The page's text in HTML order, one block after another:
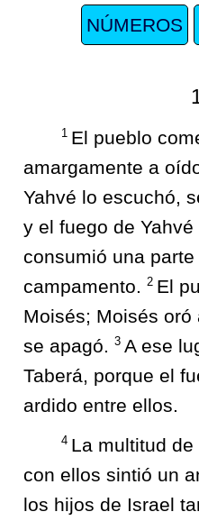
NÚMEROS
1 El pueblo
amargamente a
Yahvé lo escuchó,
y el fuego de
consumió una
campamento. 2 El
Moisés; Moisés oró
se apagó. 3 A ese
Taberá, porque el
ardido entre ellos.
4 La multitud
con ellos sintió un
los hijos de Israel